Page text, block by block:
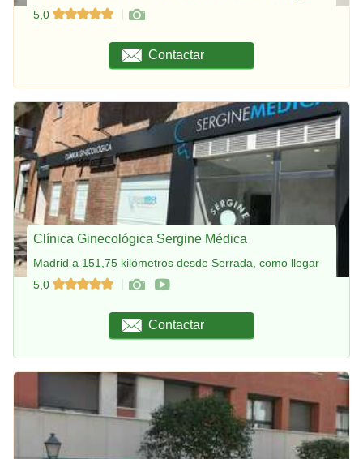
5,0
Contactar
Clínica Ginecológica Sergine Médica
Madrid a 151,75 kilómetros desde Serrada, como llegar
5,0
Contactar